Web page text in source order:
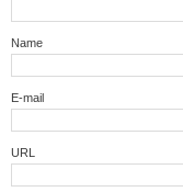
Name
E-mail
URL